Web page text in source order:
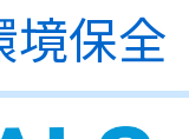
保全